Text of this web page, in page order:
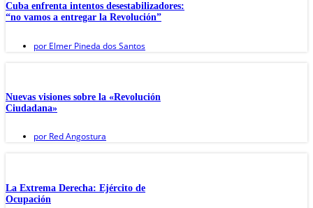
Cuba enfrenta intentos desestabilizadores:
“no vamos a entregar la Revolución”
por Elmer Pineda dos Santos
Nuevas visiones sobre la «Revolución
Ciudadana»
por Red Angostura
La Extrema Derecha: Ejército de
Ocupación